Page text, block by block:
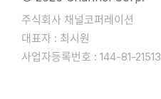
주식회사 채널코퍼레이션
대표자 : 최시원
사업자등록번호 : 144-81-21513